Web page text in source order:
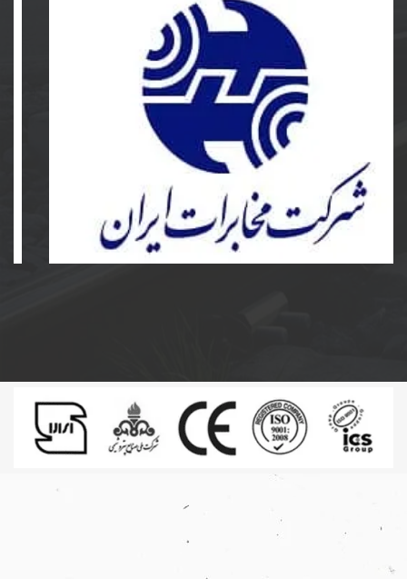
شرکت مخابرات ایران
ساخت و نصب مخزن کامپوزیت و پلی اتیلن و دریچه
مخابرات کامپوزیت به سفارش شرکت مخابرات ایران